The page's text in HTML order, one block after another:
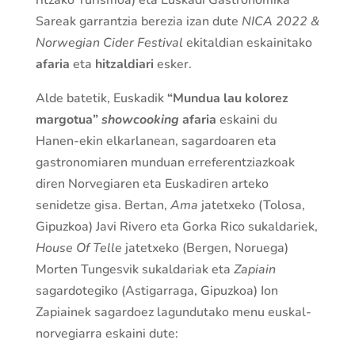
Sareak garrantzia berezia izan dute NICA 2022 &
Norwegian Cider Festival ekitaldian eskainitako
afaria eta hitzaldiariesker.
Alde batetik, Euskadik“Mundua lau kolorez
margotua”showcooking afaria eskaini du
Hanen-ekin elkarlanean, sagardoaren eta
gastronomiaren munduan erreferentziazkoak
diren Norvegiaren eta Euskadiren arteko
senidetze gisa. Bertan, Ama jatetxeko (Tolosa,
Gipuzkoa) Javi Rivero eta Gorka Rico sukaldariek,
House Of Telle jatetxeko (Bergen, Noruega)
Morten Tungesvik sukaldariak eta Zapiain
sagardotegiko (Astigarraga, Gipuzkoa) Ion
Zapiainek sagardoez lagundutako menu euskal-
norvegiarra eskaini dute: